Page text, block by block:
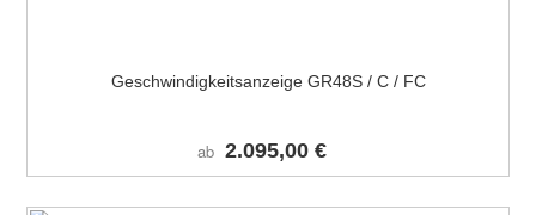
Geschwindigkeitsanzeige GR48S / C / FC
ab 2.095,00 €